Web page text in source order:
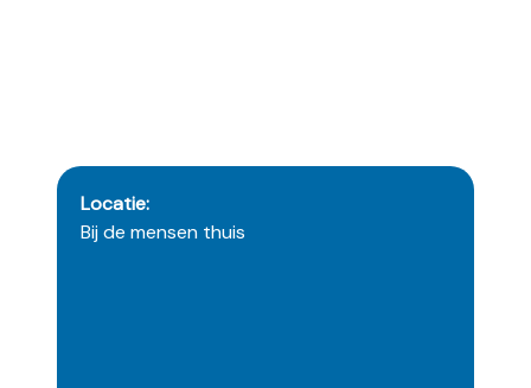
Locatie:
Bij de mensen thuis